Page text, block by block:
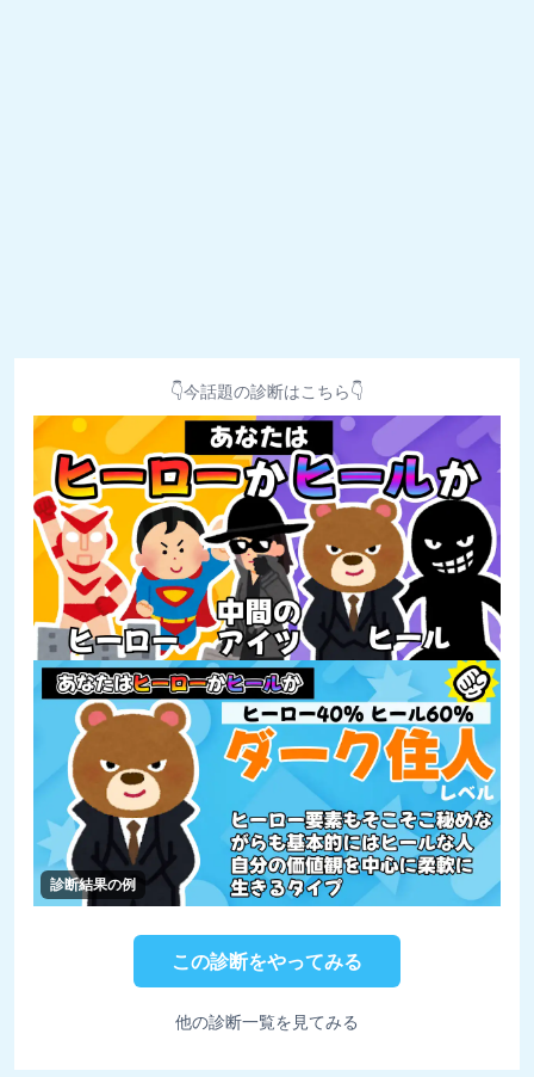
👇今話題の診断はこちら👇
診断結果の例
この診断をやってみる
他の診断一覧を見てみる